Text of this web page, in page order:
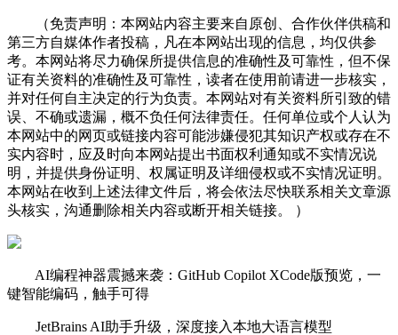
（免责声明：本网站内容主要来自原创、合作伙伴供稿和
第三方自媒体作者投稿，凡在本网站出现的信息，均仅供参
考。本网站将尽力确保所提供信息的准确性及可靠性，但不保
证有关资料的准确性及可靠性，读者在使用前请进一步核实，
并对任何自主决定的行为负责。本网站对有关资料所引致的错
误、不确或遗漏，概不负任何法律责任。任何单位或个人认为
本网站中的网页或链接内容可能涉嫌侵犯其知识产权或存在不
实内容时，应及时向本网站提出书面权利通知或不实情况说
明，并提供身份证明、权属证明及详细侵权或不实情况证明。
本网站在收到上述法律文件后，将会依法尽快联系相关文章源
头核实，沟通删除相关内容或断开相关链接。 ）
AI编程神器震撼来袭：GitHub Copilot XCode版预览，一
键智能编码，触手可得
JetBrains AI助手升级，深度接入本地大语言模型